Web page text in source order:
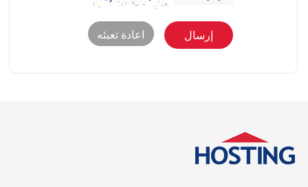
اعادة تعبئه